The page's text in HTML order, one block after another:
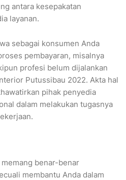
antara kesepakatan
layanan.
sebagai konsumen Anda
pembayaran, misalnya
profesi belum dijalankan
Putussibau 2022. Akta hal
pihak penyedia
dalam melakukan tugasnya
benar-benar
membantu Anda dalam